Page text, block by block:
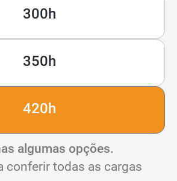
300h
350h
420h
algumas opções.
conferir todas as cargas